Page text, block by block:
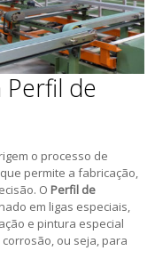
de
o processo de
permite a fabricação,
O Perfil de
em ligas especiais,
e pintura especial
ou seja, para